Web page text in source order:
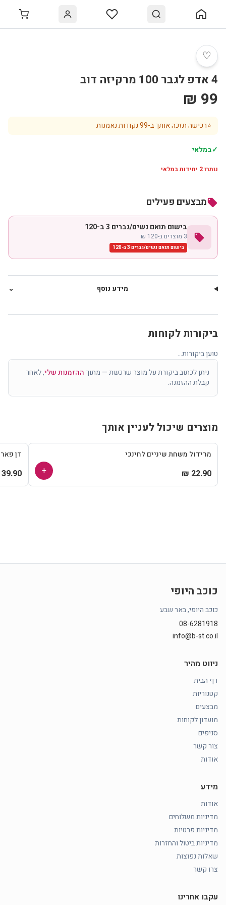
♡
4 אדפ לגבר 100 מרקיזה דוב
99 ₪
⭐רכישה תזכה אותך ב-99נקודות נאמנות
✓במלאי
נותרו2 יחידות במלאי
local_offerמבצעים פעילים
local_offer
בישום תואם נשים/גברים 3 ב-120
3 מוצרים ב-120 ₪
בישום תואם נשים/גברים 3 ב-120
מידע נוסף ⌄
ביקורות לקוחות
טוען ביקורות...
ניתן לכתוב ביקורת על מוצר שרכשת — מתוךההזמנות שלי, לאחר
קבלת ההזמנה.
מוצרים שיכול לעניין אותך
מרידול משחת שיניים לחינכי
22.90 ₪
+
דן
39.90 ₪
כוכב היופי
כוכב היופי, באר שבע
08-6281918
info@b-st.co.il
ניווט מהיר
דף הבית
קטגוריות
מבצעים
מועדון לקוחות
סניפים
צור קשר
אודות
מידע
אודות
מדיניות משלוחים
מדיניות פרטיות
מדיניות ביטול והחזרות
שאלות נפוצות
צרו קשר
עקבו אחרינו